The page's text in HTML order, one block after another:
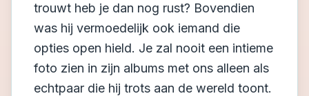
trouwt heb je dan nog rust? Bovendien
was hij vermoedelijk ook iemand die
opties open hield. Je zal nooit een intieme
foto zien in zijn albums met ons alleen als
echtpaar die hij trots aan de wereld toont.